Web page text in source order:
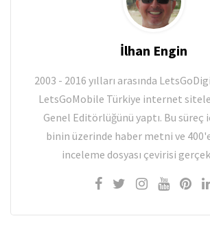
İlhan Engin
2003 - 2016 yılları arasında
LetsGoMobile Türkiye internet
Genel Editörlüğünü yaptı. Bu süreç
binin üzerinde haber metni ve
inceleme dosyası çevirisi